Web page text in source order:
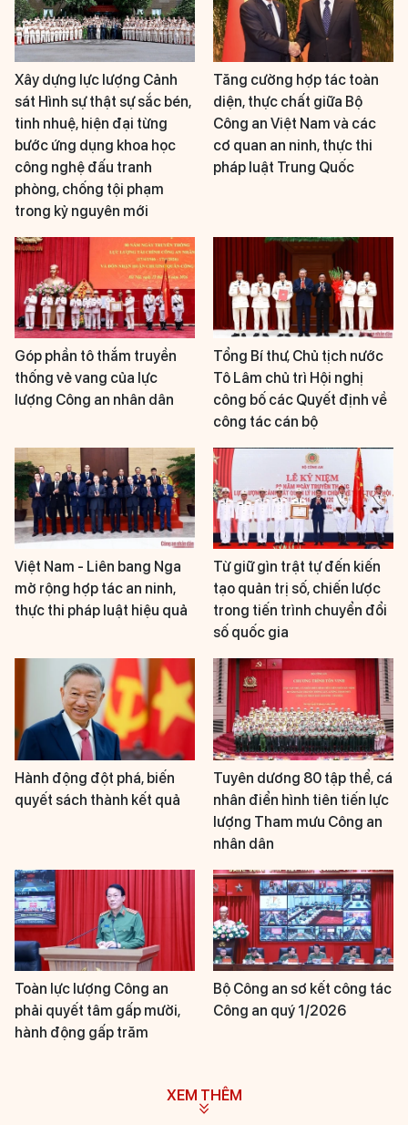
Xây dựng lực lượng Cảnh
sát Hình sự thật sự sắc bén,
tinh nhuệ, hiện đại từng
bước ứng dụng khoa học
công nghệ đấu tranh
phòng, chống tội phạm
trong kỷ nguyên mới
Tăng cường hợp tác toàn
diện, thực chất giữa Bộ
Công an Việt Nam và các
cơ quan an ninh, thực thi
pháp luật Trung Quốc
Góp phần tô thắm truyền
thống vẻ vang của lực
lượng Công an nhân dân
Tổng Bí thư, Chủ tịch nước
Tô Lâm chủ trì Hội nghị
công bố các Quyết định về
công tác cán bộ
Việt Nam - Liên bang Nga
mở rộng hợp tác an ninh,
thực thi pháp luật hiệu quả
Từ giữ gìn trật tự đến kiến
tạo quản trị số, chiến lược
trong tiến trình chuyển đổi
số quốc gia
Hành động đột phá, biến
quyết sách thành kết quả
Tuyên dương 80 tập thể, cá
nhân điển hình tiên tiến lực
lượng Tham mưu Công an
nhân dân
Toàn lực lượng Công an
phải quyết tâm gấp mười,
hành động gấp trăm
Bộ Công an sơ kết công tác
Công an quý 1/2026
XEM THÊM